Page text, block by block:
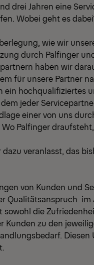
drei Jahren eine
Wobei geht es
wie wir
durch Palfinger
haben wir
für unsere Partner
ein hochqualifiziertes
jeder
einer von uns
Palfinger
veranlasst, das
von Kunden und
Qualitätsanspruch im
die
Kunden zu den